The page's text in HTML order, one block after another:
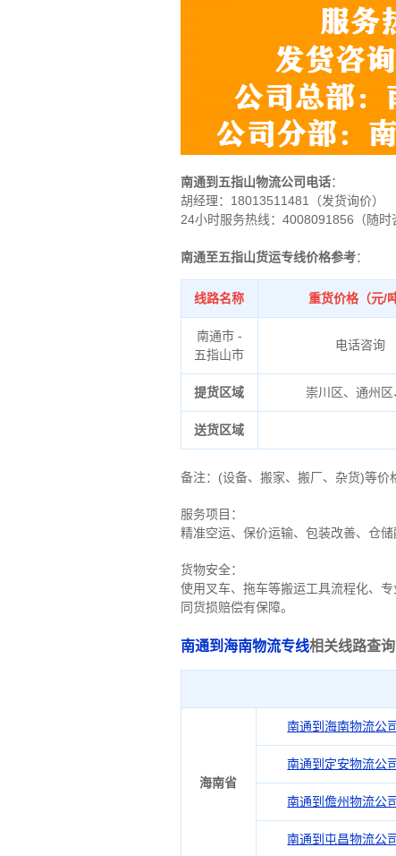
南通到五指山物流公司电话：
胡经理： 18013511481（发货询价）
24小时服务热线：4008091856（随时
南通至五指山货运专线价格参考：
线路名称 重货价格（元/吨
南通市 -
五指山市
电话咨询
提货区域 崇川区、通州
送货区域
备注： (设备、搬家、搬厂、杂货)等价
服务项目：
精准空运、保价运输、包装改善、仓
货物安全：
使用叉车、拖车等搬运工具流程化、
同货损赔偿有保障。
南通到海南物流专线相关线路查询
海南省
南通到海南物流公
南通到定安物流公
南通到儋州物流公
南通到屯昌物流公